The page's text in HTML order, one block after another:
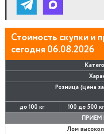
Стоимость скупки и
сегодня 06.08.2026
Розница (цена за
до 100 кг
100 до 500 кг
ПРИЕМ
Лом